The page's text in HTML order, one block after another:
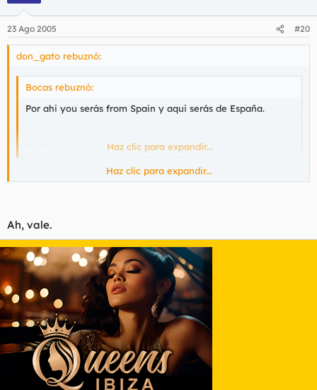
23 Ago 2005 #20
don_gato rebuznó:
Bocas rebuznó:
Por ahi you serás from Spain y aqui serás de España.
Haz clic para expandir...
No hables de algo que no conoces.
Haz clic para expandir...
Ah, vale.